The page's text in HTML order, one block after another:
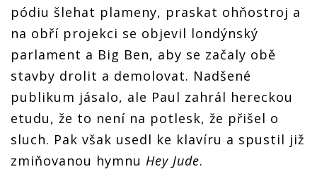
pódiu šlehat plameny, praskat ohňostroj a
na obří projekci se objevil londýnský
parlament a Big Ben, aby se začaly obě
stavby drolit a demolovat. Nadšené
publikum jásalo, ale Paul zahrál hereckou
etudu, že to není na potlesk, že přišel o
sluch. Pak však usedl ke klavíru a spustil již
zmiňovanou hymnu Hey Jude.